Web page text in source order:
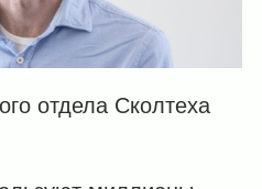
отдела Сколтеха